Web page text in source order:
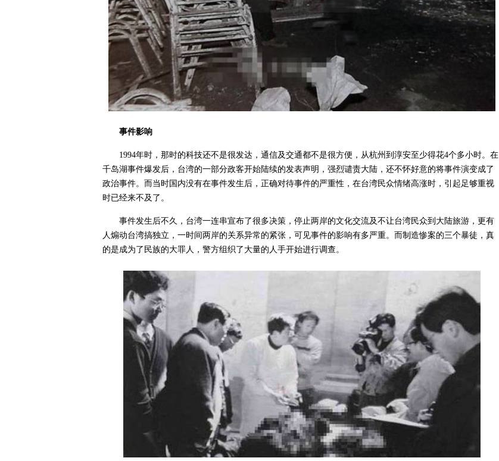
事件影响
1994年时，那时的科技还不是很发达，通信及交通都不是很方便，从杭州到淳安至少得花4个多小时。在
千岛湖事件爆发后，台湾的一部分政客开始陆续的发表声明，强烈谴责大陆，还不怀好意的将事件演变成了
政治事件。而当时国内没有在事件发生后，正确对待事件的严重性，在台湾民众情绪高涨时，引起足够重视
时已经来不及了。
事件发生后不久，台湾一连串宣布了很多决策，停止两岸的文化交流及不让台湾民众到大陆旅游，更有
人煽动台湾搞独立，一时间两岸的关系异常的紧张，可见事件的影响有多严重。而制造惨案的三个暴徒，真
的是成为了民族的大罪人，警方组织了大量的人手开始进行调查。